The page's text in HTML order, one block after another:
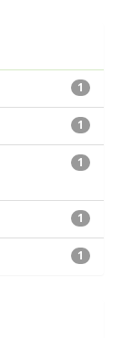
1
1
1
1
1